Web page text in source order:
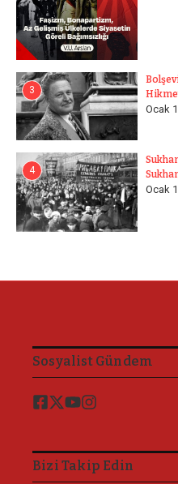
3
Ocak
4
Ocak
Sosyalist Gündem
Bizi Takip Edin